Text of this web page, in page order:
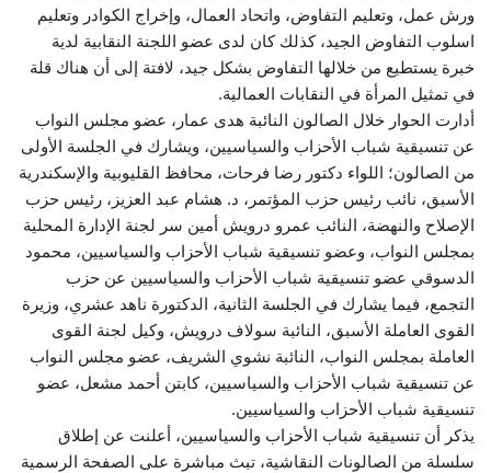
ورش عمل، وتعليم التفاوض، واتحاد العمال، وإخراج الكوادر وتعليم
اسلوب التفاوض الجيد، كذلك كان لدى عضو اللجنة النقابية لدية
خبرة يستطيع من خلالها التفاوض بشكل جيد، لافتة إلى أن هناك قلة
في تمثيل المرأة في النقابات العمالية.
أدارت الحوار خلال الصالون النائبة هدى عمار، عضو مجلس النواب
عن تنسيقية شباب الأحزاب والسياسيين، ويشارك في الجلسة الأولى
من الصالون؛ اللواء دكتور رضا فرحات، محافظ القليوبية والإسكندرية
الأسبق، نائب رئيس حزب المؤتمر، د. هشام عبد العزيز، رئيس حزب
الإصلاح والنهضة، النائب عمرو درويش أمين سر لجنة الإدارة المحلية
بمجلس النواب، وعضو تنسيقية شباب الأحزاب والسياسيين، محمود
الدسوقي عضو تنسيقية شباب الأحزاب والسياسيين عن حزب
التجمع، فيما يشارك في الجلسة الثانية، الدكتورة ناهد عشري، وزيرة
القوى العاملة الأسبق، النائبة سولاف درويش، وكيل لجنة القوى
العاملة بمجلس النواب، النائبة نشوي الشريف، عضو مجلس النواب
عن تنسيقية شباب الأحزاب والسياسيين، كابتن أحمد مشعل، عضو
تنسيقية شباب الأحزاب والسياسيين.
يذكر أن تنسيقية شباب الأحزاب والسياسيين، أعلنت عن إطلاق
سلسلة من الصالونات النقاشية، تبث مباشرة على الصفحة الرسمية